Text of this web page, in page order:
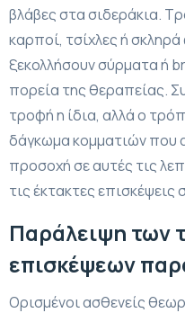
βλάβες στα σιδεράκια.
καρποί, τσίχλες ή
ξεκολλήσουν σύρματα ή
πορεία της θεραπείας.
τροφή η ίδια, αλλά ο
δάγκωμα κομματιών που
προσοχή σε αυτές τις
τις έκτακτες
Παράλειψη των
επισκέψεων
Ορισμένοι ασθενείς